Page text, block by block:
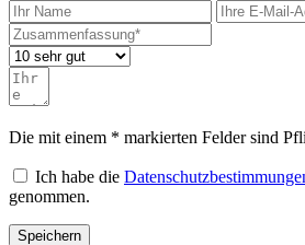
Die mit einem * markierten Felder sind
Ich habe die
genommen.
Speichern